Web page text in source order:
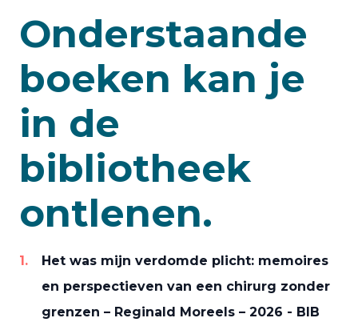
Onderstaande
boeken kan je
in de
bibliotheek
ontlenen.
Het was mijn verdomde plicht: memoires
en perspectieven van een chirurg zonder
grenzen – Reginald Moreels – 2026 - BIB